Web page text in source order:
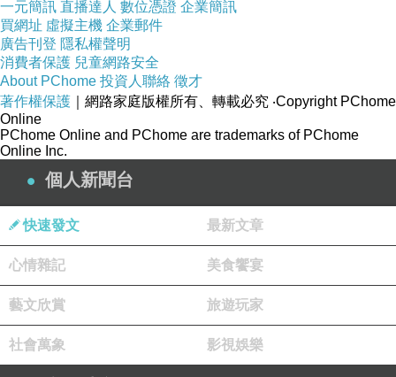
一元簡訊 直播達人 數位憑證 企業簡訊
買網址 虛擬主機 企業郵件
廣告刊登 隱私權聲明
消費者保護 兒童網路安全
About PChome 投資人聯絡 徵才
著作權保護 ｜網路家庭版權所有、轉載必究 ‧Copyright PChome
Online
PChome Online and PChome are trademarks of PChome
Online Inc.
個人新聞台
快速發文 最新文章
心情雜記 美食饗宴
藝文欣賞 旅遊玩家
社會萬象 影視娛樂